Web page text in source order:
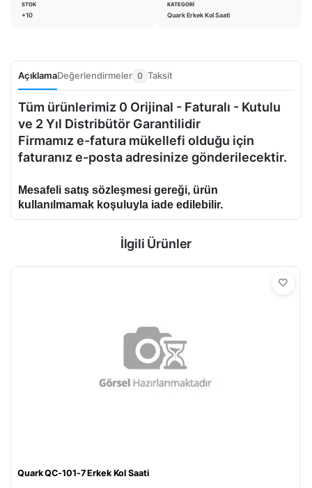
STOK
+10
KATEGORI
Quark Erkek Kol Saati
AçıklamaDeğerlendirmeler 0 Taksit
Tüm ürünlerimiz 0 Orijinal - Faturalı - Kutulu
ve 2 Yıl Distribütör Garantilidir
Firmamız e-fatura mükellefi olduğu için
faturanız e-posta adresinize gönderilecektir.
Mesafeli satış sözleşmesi gereği, ürün
kullanılmamak koşuluyla iade edilebilir.
İlgili Ürünler
Quark QC-101-7 Erkek Kol Saati